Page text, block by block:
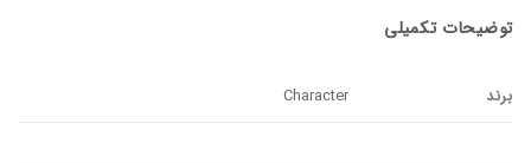
توضیحات تکمیلی
برند Character